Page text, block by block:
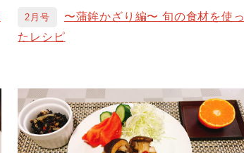
2月号
〜蒲鉾かざり編〜 旬の食材を使っ
たレシピ